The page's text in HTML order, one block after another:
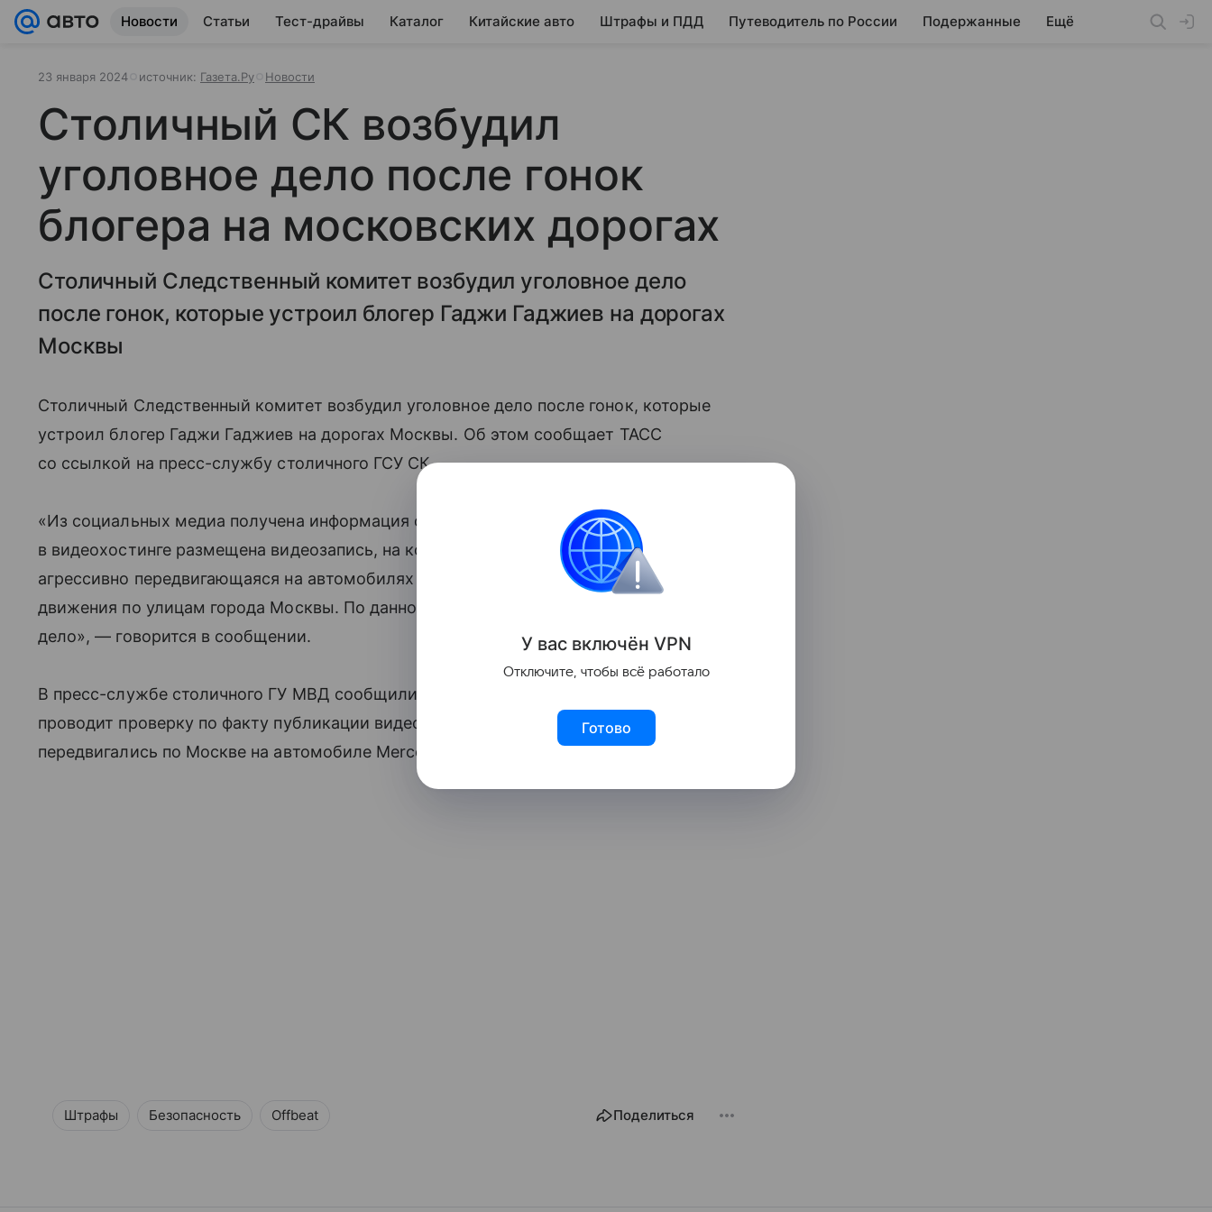
Новости Статьи Тест-драйвы Каталог Китайские авто Штрафы и ПДД Путеводитель по России Подержанные Ещё
23 января 2024 источник: Газета.Ру Новости
Столичный СК возбудил
уголовное дело после гонок
блогера на московских дорогах
Столичный Следственный комитет возбудил уголовное дело
после гонок, которые устроил блогер Гаджи Гаджиев на дорогах
Москвы
Столичный Следственный комитет возбудил уголовное дело после гонок, которые
устроил блогер Гаджи Гаджиев на дорогах Москвы. Об этом сообщает ТАСС
со ссылкой на пресс-службу столичного ГСУ СК.
«Из социальных медиа получена информация о том, что на одном из каналов
в видеохостинге размещена видеозапись, на которой зафиксирована группа лиц,
агрессивно передвигающаяся на автомобилях в нарушение правил дорожного
движения по улицам города Москвы. По данному факту возбуждено уголовное
дело», — говорится в сообщении.
В пресс-службе столичного ГУ МВД сообщили ТАСС, что Госавтоинспекция Москвы
проводит проверку по факту публикации видео. Судя по кадрам, нарушители
передвигались по Москве на автомобиле Mercedes-Benz белого цвета.
Штрафы Безопасность Offbeat Поделиться
У вас включён VPN
Отключите, чтобы всё работало
Готово